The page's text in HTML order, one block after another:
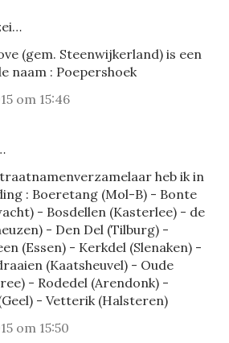
(gem. Steenwijkerland) is een
naam : Poepershoek
om 15:46
heb ik in
: Boeretang (Mol-B) - Bonte
- Bosdellen (Kasterlee) - de
- Den Del (Tilburg) -
(Essen) - Kerkdel (Slenaken) -
(Kaatsheuvel) - Oude
- Rodedel (Arendonk) -
- Vetterik (Halsteren)
om 15:50